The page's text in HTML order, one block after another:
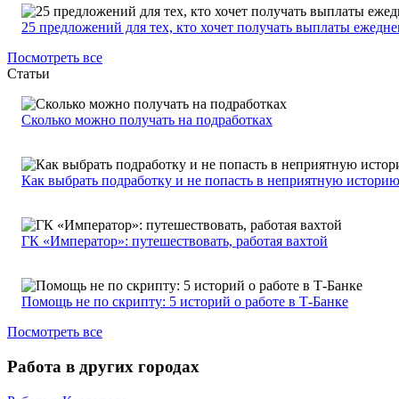
25 предложений для тех, кто хочет получать выплаты
Посмотреть все
Статьи
Сколько можно получать на подработках
Как выбрать подработку и не попасть в неприятную историю
ГК «Император»: путешествовать, работая вахтой
Помощь не по скрипту: 5 историй о работе в Т-Банке
Посмотреть все
Работа в других городах